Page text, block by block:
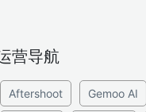
营导航
Aftershoot Gemoo AI